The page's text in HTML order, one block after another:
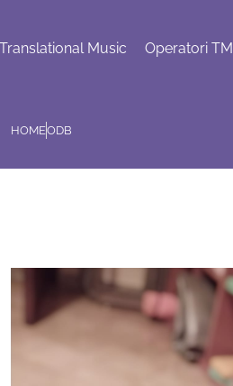
Translational Music Operatori TM
HOMEODB